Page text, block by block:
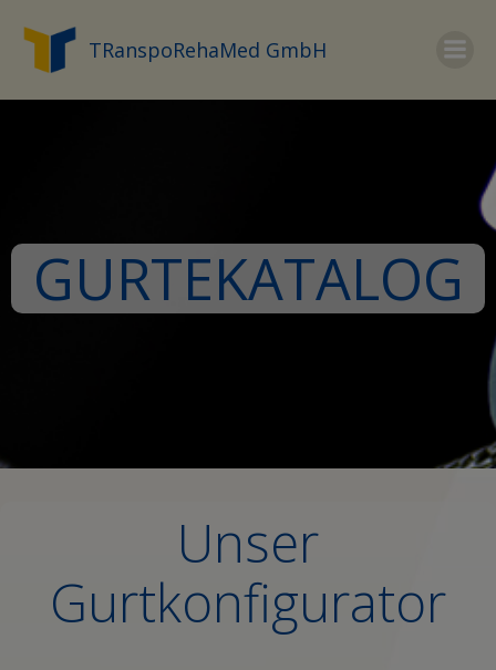
Inhalt
TRanspoRehaMed GmbH
GURTEKATALOG
Unser
Gurtkonfigurator